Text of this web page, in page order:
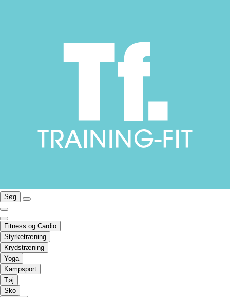
Søg
Fitness og Cardio
Styrketræning
Krydstræning
Yoga
Kampsport
Tøj
Sko